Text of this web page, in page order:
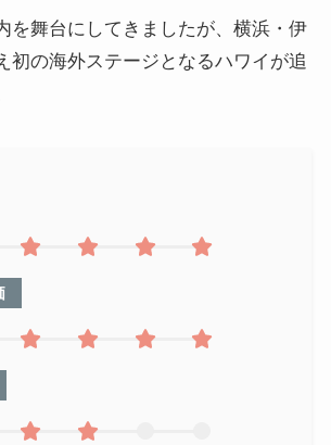
を舞台にしてきましたが、横浜・伊
初の海外ステージとなるハワイが追